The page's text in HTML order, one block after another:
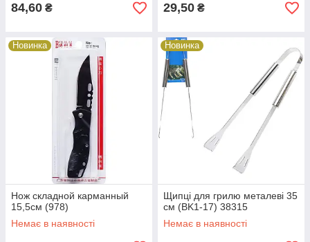
84,60 ₴ 29,50 ₴
Новинка
Нож складной карманный
15,5см (978)
Немає в наявності
Новинка
Щипці для грилю металеві 35
см (BK1-17) 38315
Немає в наявності